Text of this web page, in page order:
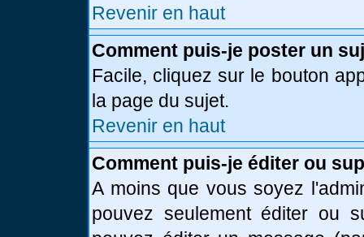
Revenir en haut
Comment puis-je poster un
Facile, cliquez sur le bouton
la page du sujet.
Revenir en haut
Comment puis-je éditer ou
A moins que vous soyez
pouvez seulement éditer ou